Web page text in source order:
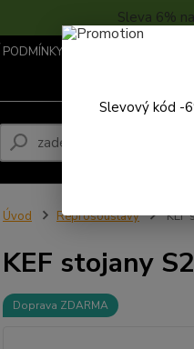
Sleva 6%
...
Úvod Reprosoustavy KEF
KEF stojany S2
Doprava ZDARMA
Slevový kód -